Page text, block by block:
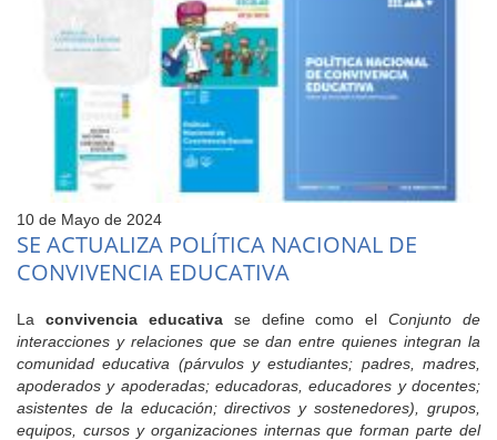
10 de Mayo de 2024
SE ACTUALIZA POLÍTICA NACIONAL DE
CONVIVENCIA EDUCATIVA
La convivencia educativase define como elConjunto de
interacciones y relaciones que se dan entre quienes integran la
comunidad educativa (párvulos y estudiantes; padres, madres,
apoderados y apoderadas; educadoras, educadores y docentes;
asistentes de la educación; directivos y sostenedores), grupos,
equipos, cursos y organizaciones internas que forman parte del